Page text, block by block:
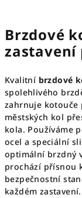
Brzdové
zastavení
Kvalitní brzdové
spolehlivého
zahrnuje kotouče
městských kol
kola. Používáme
ocel a speciální
optimální brzdný
prochází přísnou
bezpečnostní
každém zastavení.